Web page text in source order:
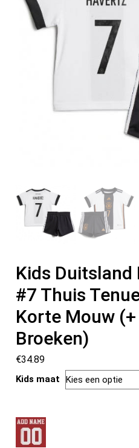
Kids Duitsland
#7 Thuis
Korte Mouw
Broeken)
€34.89
Kids maat